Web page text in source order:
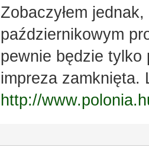
Zobaczyłem
październikowym
pewnie będzie tylko
impreza zamknięta.
http://